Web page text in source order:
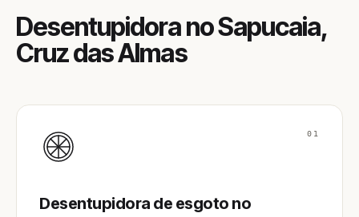
Desentupidora no Sapucaia,
Cruz das Almas
01
Desentupidora de esgoto no